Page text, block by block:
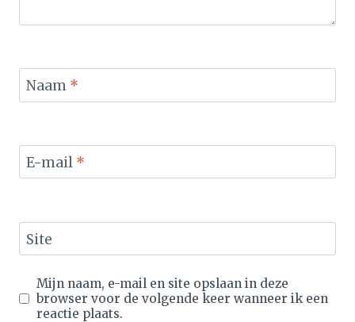
Naam *
E-mail *
Site
Mijn naam, e-mail en site opslaan in deze
browser voor de volgende keer wanneer ik een
reactie plaats.